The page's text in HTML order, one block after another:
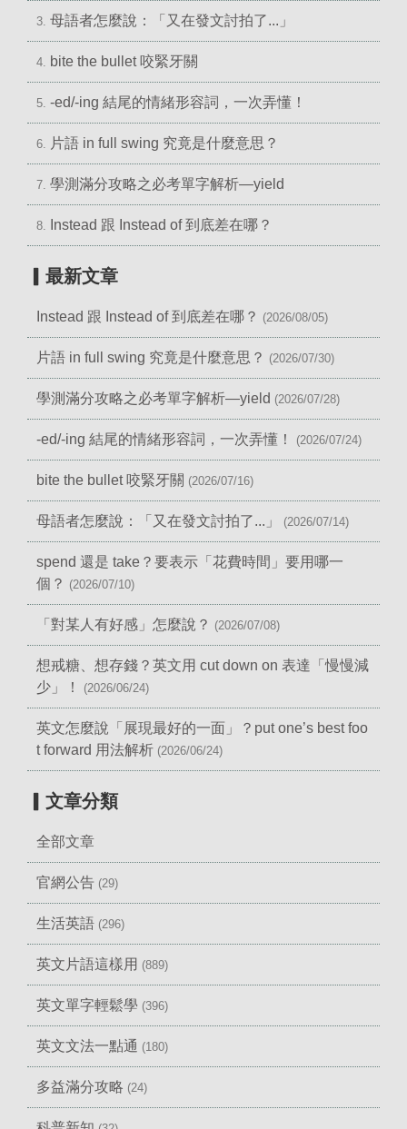
3. 母語者怎麼說：「又在發文討拍了...」
4. bite the bullet 咬緊牙關
5. -ed/-ing 結尾的情緒形容詞，一次弄懂！
6. 片語 in full swing 究竟是什麼意思？
7. 學測滿分攻略之必考單字解析—yield
8. Instead 跟 Instead of 到底差在哪？
▎最新文章
Instead 跟 Instead of 到底差在哪？ (2026/08/05)
片語 in full swing 究竟是什麼意思？ (2026/07/30)
學測滿分攻略之必考單字解析—yield (2026/07/28)
-ed/-ing 結尾的情緒形容詞，一次弄懂！ (2026/07/24)
bite the bullet 咬緊牙關 (2026/07/16)
母語者怎麼說：「又在發文討拍了...」 (2026/07/14)
spend 還是 take？要表示「花費時間」要用哪一
個？ (2026/07/10)
「對某人有好感」怎麼說？ (2026/07/08)
想戒糖、想存錢？英文用 cut down on 表達「慢慢減
少」！
(2026/06/24)
英文怎麼說「展現最好的一面」？put one’s best foo
t forward 用法解析 (2026/06/24)
▎文章分類
全部文章
官網公告 (29)
生活英語 (296)
英文片語這樣用 (889)
英文單字輕鬆學 (396)
英文文法一點通 (180)
多益滿分攻略 (24)